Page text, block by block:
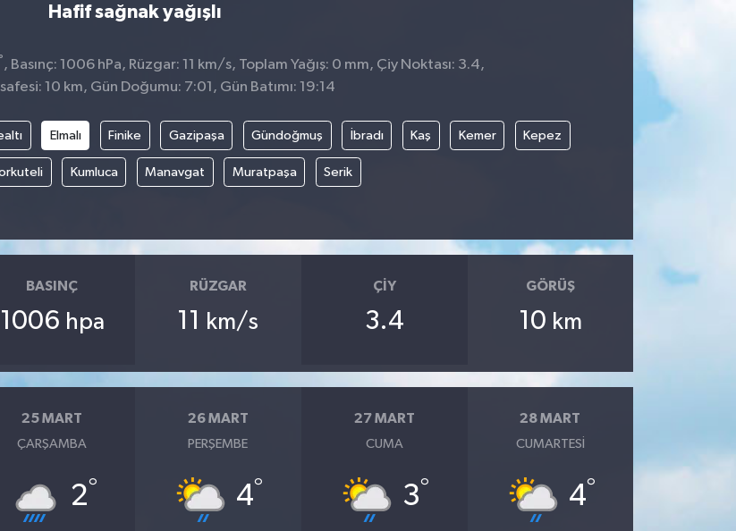
Hafif sağnak yağışlı
° , Basınç: 1006 hPa, Rüzgar: 11 km/s, Toplam Yağış: 0 mm, Çiy Noktası: 3.4,
10 km, Gün Doğumu: 7:01, Gün Batımı: 19:14
Elmalı Finike Gazipaşa Gündoğmuş İbradı Kaş Kemer Kepez
Kumluca Manavgat Muratpaşa Serik
BASINÇ
1006 hpa
RÜZGAR
11 km/s
ÇIY
3.4
GÖRÜŞ
10 km
25 MART
ÇARŞAMBA
2°
26 MART
PERŞEMBE
4°
27 MART
CUMA
3°
28 MART
CUMARTESI
4°